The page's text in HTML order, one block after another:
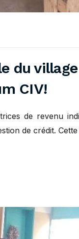
du village
CIV!
de revenu
de crédit.